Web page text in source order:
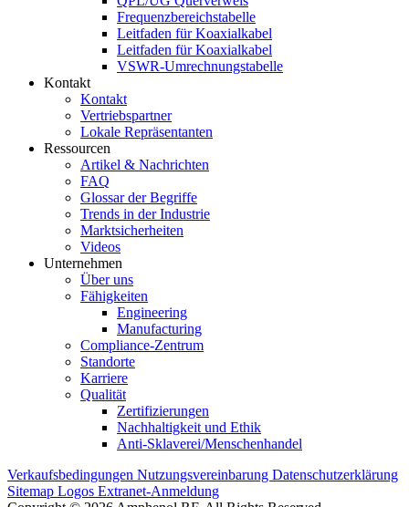
Frequenzbereichstabelle
Leitfaden für Koaxialkabel
Leitfaden für Koaxialkabel
VSWR-Umrechnungstabelle
Kontakt
Kontakt
Vertriebspartner
Lokale Repräsentanten
Ressourcen
Artikel & Nachrichten
FAQ
Glossar der Begriffe
Trends in der Industrie
Marktsicherheiten
Videos
Unternehmen
Über uns
Fähigkeiten
Engineering
Manufacturing
Compliance-Zentrum
Standorte
Karriere
Qualität
Zertifizierungen
Nachhaltigkeit und Ethik
Anti-Sklaverei/Menschenhandel
Verkaufsbedingungen Nutzungsvereinbarung Datenschutzerklärung
Sitemap Logos Extranet-Anmeldung